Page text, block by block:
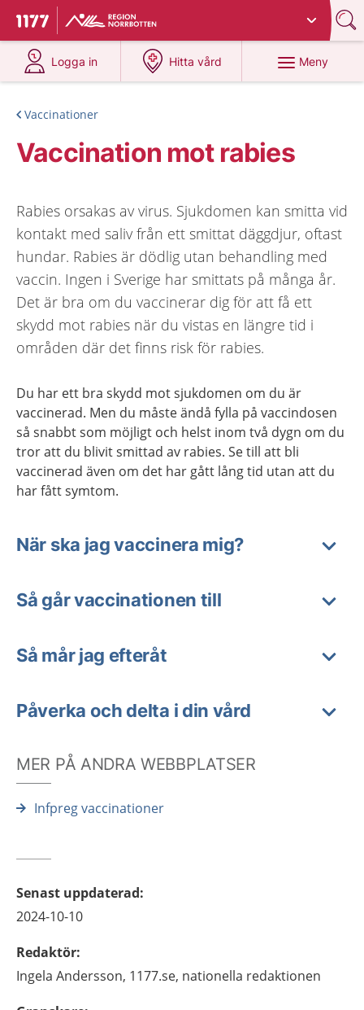
Till startsidan för 1177
Du har valt region
Logga in
på 1177.se
Hitta vård
på 1177.se
Meny
Vaccinationer
Vaccination mot rabies
Rabies orsakas av virus. Sjukdomen kan smitta vid
kontakt med saliv från ett smittat däggdjur, oftast
hundar. Rabies är dödlig utan behandling med
vaccin. Ingen i Sverige har smittats på många år.
Det är bra om du vaccinerar dig för att få ett
skydd mot rabies när du vistas en längre tid i
områden där det finns risk för rabies.
Du har ett bra skydd mot sjukdomen om du är
vaccinerad. Men du måste ändå fylla på vaccindosen
så snabbt som möjligt och helst inom två dygn om du
tror att du blivit smittad av rabies. Se till att bli
vaccinerad även om det har gått lång tid utan att du
har fått symtom.
När ska jag vaccinera mig?
Så går vaccinationen till
Så mår jag efteråt
Påverka och delta i din vård
MER PÅ ANDRA WEBBPLATSER
Infpreg vaccinationer
Senast uppdaterad:
2024-10-10
Redaktör:
Ingela Andersson, 1177.se, nationella redaktionen